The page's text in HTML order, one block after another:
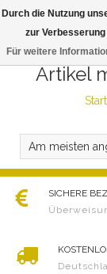
Artikel
Am meisten
SICHERE
Durch die Nutzung
zur
Für weitere